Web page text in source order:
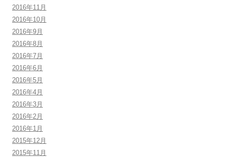
2016年11月
2016年10月
2016年9月
2016年8月
2016年7月
2016年6月
2016年5月
2016年4月
2016年3月
2016年2月
2016年1月
2015年12月
2015年11月